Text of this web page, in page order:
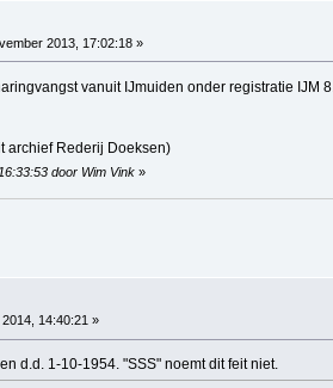
2013, 17:02:18 »
vanuit IJmuiden onder registratie IJM 8.
archief Rederij Doeksen)
door Wim Vink»
2014, 14:40:21 »
d.d. 1-10-1954. "SSS" noemt dit feit niet.